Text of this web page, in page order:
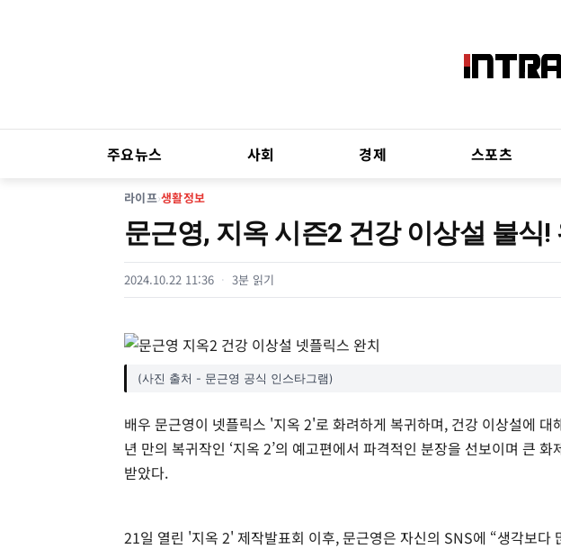
주요뉴스 사회 경제 스포츠
라이프›생활정보
문근영, 지옥 시즌2 건강 이상설 불식!
2024.10.22 11:36 3분 읽기
(사진 출처 - 문근영 공식 인스타그램)
배우 문근영이 넷플릭스 '지옥 2'로 화려하게 복귀하며, 건강 이상설에 대
년 만의 복귀작인 ‘지옥 2’의 예고편에서 파격적인 분장을 선보이며 큰
받았다.
21일 열린 '지옥 2' 제작발표회 이후, 문근영은 자신의 SNS에 “생각보다